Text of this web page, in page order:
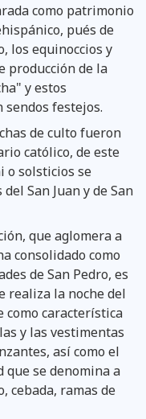
como patrimonio
pués de
los equinoccios y
producción de la
y estos
festejos.
de culto fueron
católico, de este
o solsticios se
San Juan y de San
que aglomera a
consolidado como
de San Pedro, es
realiza la noche del
como característica
y las vestimentas
así como el
que se denomina a
cebada, ramas de